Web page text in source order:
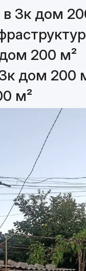
3к дом
200 м²
дом 200
м²